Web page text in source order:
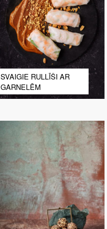
SVAIGIE RULLĪŠI AR
GARNELĒM